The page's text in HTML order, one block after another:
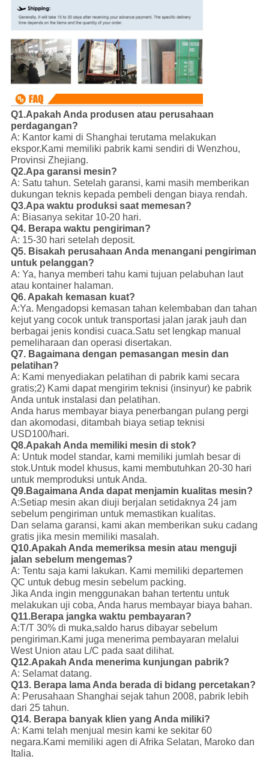
Q1.Apakah Anda produsen atau perusahaan
perdagangan?
A: Kantor kami di Shanghai terutama melakukan
ekspor.Kami memiliki pabrik kami sendiri di Wenzhou,
Provinsi Zhejiang.
Q2.Apa garansi mesin?
A: Satu tahun. Setelah garansi, kami masih memberikan
dukungan teknis kepada pembeli dengan biaya rendah.
Q3.Apa waktu produksi saat memesan?
A: Biasanya sekitar 10-20 hari.
Q4. Berapa waktu pengiriman?
A: 15-30 hari setelah deposit.
Q5. Bisakah perusahaan Anda menangani pengiriman
untuk pelanggan?
A: Ya, hanya memberi tahu kami tujuan pelabuhan laut
atau kontainer halaman.
Q6. Apakah kemasan kuat?
A:Ya. Mengadopsi kemasan tahan kelembaban dan tahan
kejut yang cocok untuk transportasi jalan jarak jauh dan
berbagai jenis kondisi cuaca.Satu set lengkap manual
pemeliharaan dan operasi disertakan.
Q7. Bagaimana dengan pemasangan mesin dan
pelatihan?
A: Kami menyediakan pelatihan di pabrik kami secara
gratis;2) Kami dapat mengirim teknisi (insinyur) ke pabrik
Anda untuk instalasi dan pelatihan.
Anda harus membayar biaya penerbangan pulang pergi
dan akomodasi, ditambah biaya setiap teknisi
USD100/hari.
Q8.Apakah Anda memiliki mesin di stok?
A: Untuk model standar, kami memiliki jumlah besar di
stok.Untuk model khusus, kami membutuhkan 20-30 hari
untuk memproduksi untuk Anda.
Q9.Bagaimana Anda dapat menjamin kualitas mesin?
A:Setiap mesin akan diuji berjalan setidaknya 24 jam
sebelum pengiriman untuk memastikan kualitas.
Dan selama garansi, kami akan memberikan suku cadang
gratis jika mesin memiliki masalah.
Q10.Apakah Anda memeriksa mesin atau menguji
jalan sebelum mengemas?
A: Tentu saja kami lakukan. Kami memiliki departemen
QC untuk debug mesin sebelum packing.
Jika Anda ingin menggunakan bahan tertentu untuk
melakukan uji coba, Anda harus membayar biaya bahan.
Q11.Berapa jangka waktu pembayaran?
A:T/T 30% di muka,saldo harus dibayar sebelum
pengiriman.Kami juga menerima pembayaran melalui
West Union atau L/C pada saat dilihat.
Q12.Apakah Anda menerima kunjungan pabrik?
A: Selamat datang.
Q13. Berapa lama Anda berada di bidang percetakan?
A: Perusahaan Shanghai sejak tahun 2008, pabrik lebih
dari 25 tahun.
Q14. Berapa banyak klien yang Anda miliki?
A: Kami telah menjual mesin kami ke sekitar 60
negara.Kami memiliki agen di Afrika Selatan, Maroko dan
Italia.